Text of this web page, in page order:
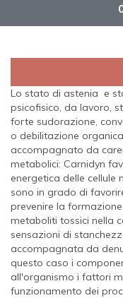
Lo stato di astenia e
psicofisico, da lavoro,
forte sudorazione,
o debilitazione
accompagnato da
metabolici: Carnidyn
energetica delle cellule
sono in grado di
prevenire la
metaboliti tossici nella
sensazioni di
accompagnata da
questo caso i
all'organismo i fattori
funzionamento dei